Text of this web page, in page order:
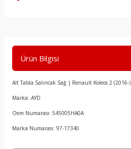
Ürün Bilgisi
Alt Tabla Salıncak Sağ | Renault Koleos 2 (2016-)
Marka: AYD
Oem Numarası: 545005HA0A
Marka Numarası: 97-17340